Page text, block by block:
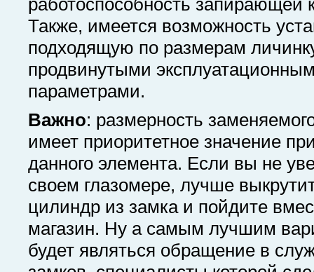
работоспособность запирающей
Также, имеется возможность
подходящую по размерам
продвинутыми
параметрами.
Важно: размерность
имеет приоритетное значение
данного элемента. Если вы не
своем глазомере, лучше
цилиндр из замка и пойдите
магазин. Ну а самым лучшим
будет являться обращение в